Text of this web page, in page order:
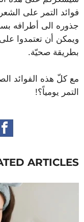
فوائد التمر على
جذوره الى أطرافه
ويمكن أن تعتمدوا
بطريقة صحيّة.
مع كلّ هذه الفوائد
التمر يومياً؟!
ARTICLES